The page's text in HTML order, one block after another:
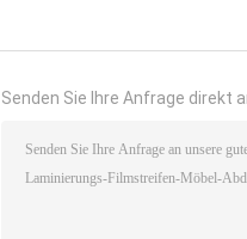
Senden Sie Ihre Anfrage direkt